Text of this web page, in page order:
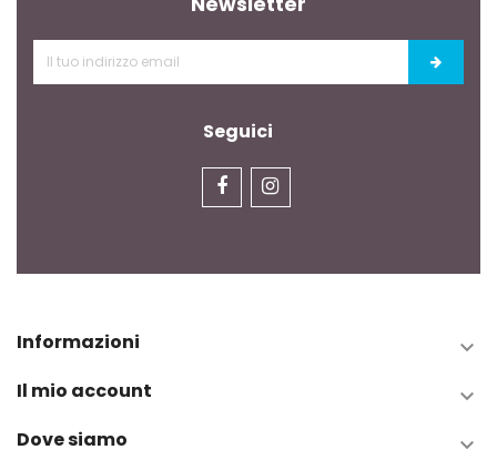
Seguici
Informazioni 
Il mio account 
Dove siamo 